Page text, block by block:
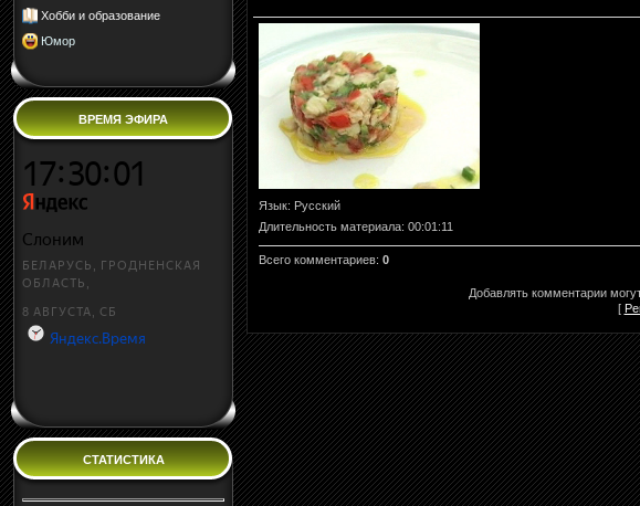
Хобби и образование
Юмор
ВРЕМЯ ЭФИРА
СТАТИСТИКА
Язык: Русский
Длительность материала: 00:01:11
Всего комментариев: 0
Добавлять комментарии
[